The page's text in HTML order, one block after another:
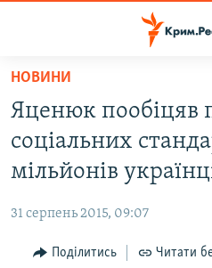
Перейти
основного
матеріалу
Перейти
до
основної
навігації
Перейти
ВОДА.КРИМ
ВІДЕО ТА ФОТО
БЛОГИ
ПОГЛЯД
НОВИНИ
Яценюк пообіцяв
соціальних
мільйонів
31 серпень 2015, 09:07
Поділитись Читати